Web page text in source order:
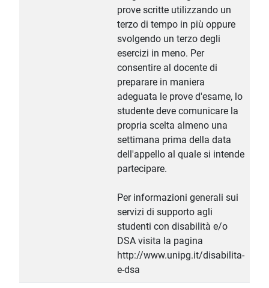
prove scritte utilizzando un
terzo di tempo in più oppure
svolgendo un terzo degli
esercizi in meno. Per
consentire al docente di
preparare in maniera
adeguata le prove d'esame, lo
studente deve comunicare la
propria scelta almeno una
settimana prima della data
dell'appello al quale si intende
partecipare.
Per informazioni generali sui
servizi di supporto agli
studenti con disabilità e/o
DSA visita la pagina
http://www.unipg.it/disabilita-
e-dsa